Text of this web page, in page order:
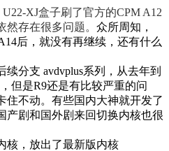
U22-XJ盒子刷了官方的CPM A12
存在很多问题。 众所周知，
后，就没有再继续，还有什么
分支 avdvplus系列，从去年到
但是R9还是有比较严重的问
住不动。有些国内大神就开发了
产剧和国外剧来回切换内核也很
核，放出了最新版内核